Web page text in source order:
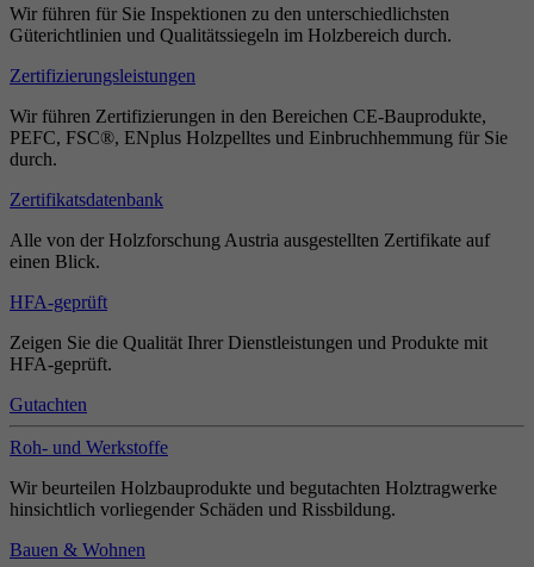
Wir führen für Sie Inspektionen zu den unterschiedlichsten
Güterichtlinien und Qualitätssiegeln im Holzbereich durch.
Zertifizierungsleistungen
Wir führen Zertifizierungen in den Bereichen CE-Bauprodukte,
PEFC, FSC®, ENplus Holzpelltes und Einbruchhemmung für Sie
durch.
Zertifikatsdatenbank
Alle von der Holzforschung Austria ausgestellten Zertifikate auf
einen Blick.
HFA-geprüft
Zeigen Sie die Qualität Ihrer Dienstleistungen und Produkte mit
HFA-geprüft.
Gutachten
Roh- und Werkstoffe
Wir beurteilen Holzbauprodukte und begutachten Holztragwerke
hinsichtlich vorliegender Schäden und Rissbildung.
Bauen & Wohnen